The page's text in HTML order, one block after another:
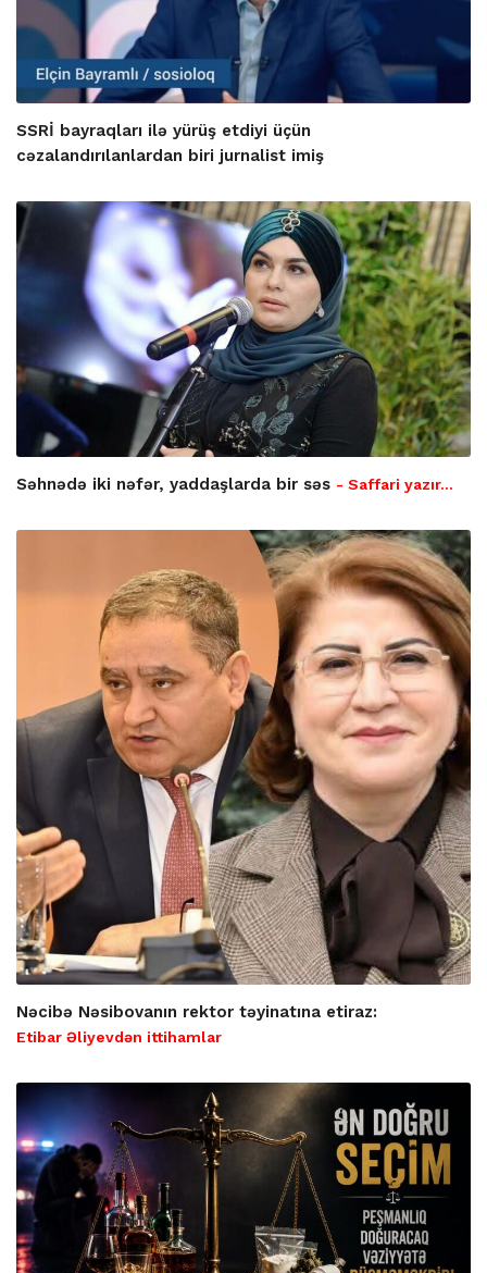
SSRİ bayraqları ilə yürüş etdiyi üçün
cəzalandırılanlardan biri jurnalist imiş
Səhnədə iki nəfər, yaddaşlarda bir səs - Saffari yazır…
Nəcibə Nəsibovanın rektor təyinatına etiraz:
Etibar Əliyevdən ittihamlar